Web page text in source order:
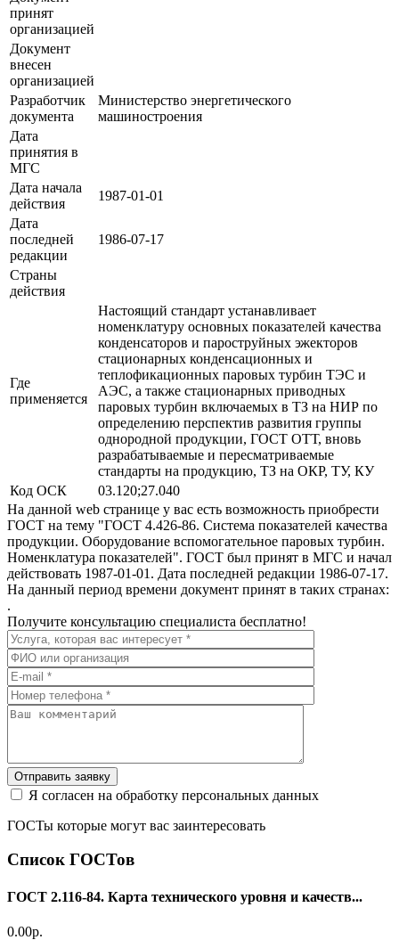
принят
организацией
Документ
внесен
организацией
Разработчик
документа
Министерство энергетического
машиностроения
Дата
принятия в
МГС
Дата начала
действия
1987-01-01
Дата
последней
редакции
1986-07-17
Страны
действия
Где
применяется
Настоящий стандарт устанавливает
номенклатуру основных показателей качества
конденсаторов и пароструйных эжекторов
стационарных конденсационных и
теплофикационных паровых турбин ТЭС и
АЭС, а также стационарных приводных
паровых турбин включаемых в ТЗ на НИР по
определению перспектив развития группы
однородной продукции, ГОСТ ОТТ, вновь
разрабатываемые и пересматриваемые
стандарты на продукцию, ТЗ на ОКР, ТУ, КУ
Код ОСК
03.120;27.040
На данной web странице у вас есть возможность приобрести
ГОСТ на тему "ГОСТ 4.426-86. Система показателей качества
продукции. Оборудование вспомогательное паровых турбин.
Номенклатура показателей". ГОСТ был принят в МГС и начал
действовать 1987-01-01. Дата последней редакции 1986-07-17.
На данный период времени документ принят в таких странах:
.
Получите консультацию специалиста бесплатно!
Отправить заявку
Я согласен на обработку персональных данных
ГОСТы которые могут вас заинтересовать
Список ГОСТов
ГОСТ 2.116-84. Карта технического уровня и качеств...
0.00р.